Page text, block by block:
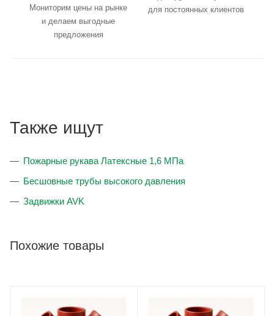
Мониторим цены на рынке
и делаем выгодные
предложения
для постоянных клиентов
Также ищут
Пожарные рукава Латексные 1,6 МПа
Бесшовные трубы высокого давления
Задвижки AVK
Похожие товары